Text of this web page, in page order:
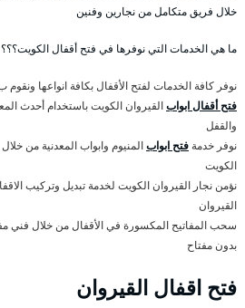
خلال فريق متكامل من نجارين وفنين
ما هي الخدمات التي نوفرها في فتح أقفال الكويت؟؟؟
نوفر كافة الخدمات لفتح الأقفال بكافة انواعها ونقوم
فتح أقفال ابوابالقيروان الكويت باستخدام أحدث
والقفل
نوفر خدمة فتح ابوابالمنيوم وابواب المعدنية من
الكويت
نؤمن نجار القيروان الكويت لخدمة تبديل وتركيب
القيروان
سحب المفاتيح المكسورة في الأقفال من خلال فني
بدون مفتاح
فتح اقفال القيروان